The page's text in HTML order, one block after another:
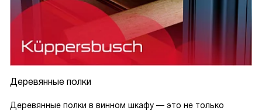
Деревянные полки
Деревянные полки в винном шкафу — это не только